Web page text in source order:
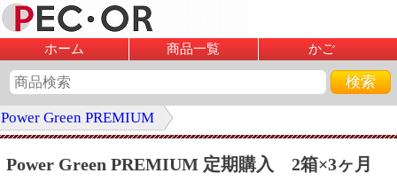
ホーム 商品一覧 かご
Power Green PREMIUM
Power Green PREMIUM 定期購入 2箱×3ヶ月